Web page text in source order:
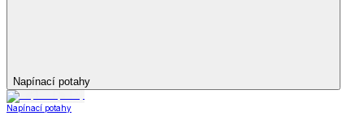
Napínací potahy
Napínací potahy